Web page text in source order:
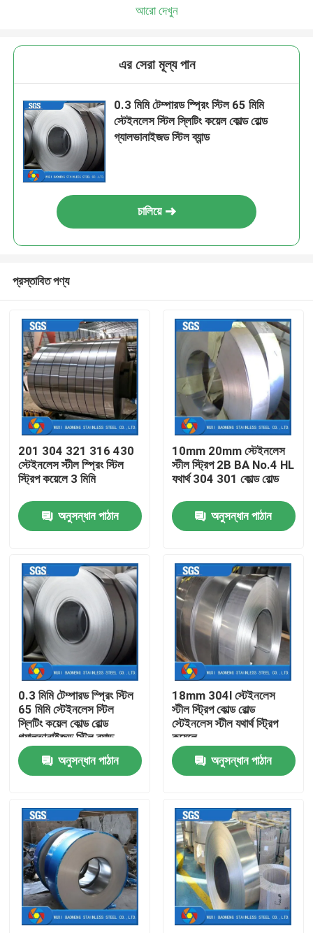
বাড়ি
পণ্য
ভিডিও
আমাদের সম্পর্কে
কারখানা ভ্রমণ
মান নিয়ন্ত্রণ
উদ্ধৃতির জন্য আবেদন
স্টেইনলেস স্টীল মেটাল ফ্যাব্রিকেশন
স্টেইনলেস স্টীল শীট মেটাল
আরো দেখুন
এর সেরা মূল্য পান
0.3 মিমি টেম্পারড স্প্রিং স্টিল 65 মিমি
স্টেইনলেস স্টিল স্লিটিং কয়েল কোল্ড রোল্ড
গ্যালভানাইজড স্টিল ব্যান্ড
চালিয়ে
প্রস্তাবিত পণ্য
201 304 321 316 430
স্টেইনলেস স্টীল স্প্রিং স্টিল
স্ট্রিপ কয়েলে 3 মিমি
অনুসন্ধান পাঠান
10mm 20mm স্টেইনলেস
স্টীল স্ট্রিপ 2B BA No.4 HL
যথার্থ 304 301 কোল্ড রোল্ড
অনুসন্ধান পাঠান
0.3 মিমি টেম্পারড স্প্রিং স্টিল
65 মিমি স্টেইনলেস স্টিল
স্লিটিং কয়েল কোল্ড রোল্ড
গ্যালভানাইজড স্টিল ব্যান্ড
অনুসন্ধান পাঠান
18mm 304l স্টেইনলেস
স্টীল স্ট্রিপ কোল্ড রোল্ড
স্টেইনলেস স্টীল যথার্থ স্ট্রিপ
কয়েলে
অনুসন্ধান পাঠান